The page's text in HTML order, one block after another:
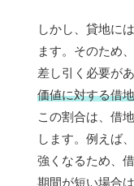
しかし、貸地に
ます。そのため
差し引く必要があ
価値に対する借
この割合は、借
します。例えば
強くなるため、
期間が短い場合